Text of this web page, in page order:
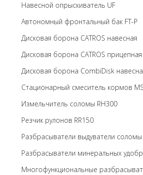
Навесной опрыскиватель UF
Автономный фронтальный бак FT-P
Дисковая борона CATROS навесная
Дисковая борона CATROS прицепная
Дисковая борона CombiDisk
Стационарный смеситель кормов MS
Измельчитель соломы RH300
Резчик рулонов RR150
Разбрасыватели выдуватели соломы
Разбрасыватели минеральных
Многофункциональные